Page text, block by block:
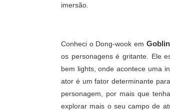
imersão.
Conheci o Dong-wook em Goblin
os personagens é gritante. Ele
bem lights, onde acontece uma
ator é um fator determinante
personagem, por mais que
explorar mais o seu campo de